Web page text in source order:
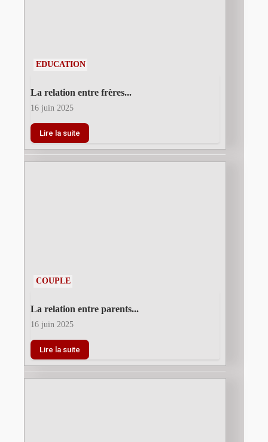
EDUCATION
La relation entre frères...
16 juin 2025
Lire la suite
COUPLE
La relation entre parents...
16 juin 2025
Lire la suite